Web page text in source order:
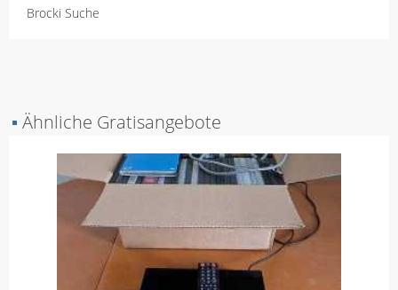
Brocki Suche
▪ Ähnliche Gratisangebote